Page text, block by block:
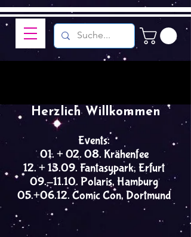
Events:
01. + 02. 08. Krähenfee
12. + 13.09. Fantasypark, Erfurt
09.-11.10. Polaris, Hamburg
05.+06.12. Comic Con, Dortmund
Herzlich Willkommen